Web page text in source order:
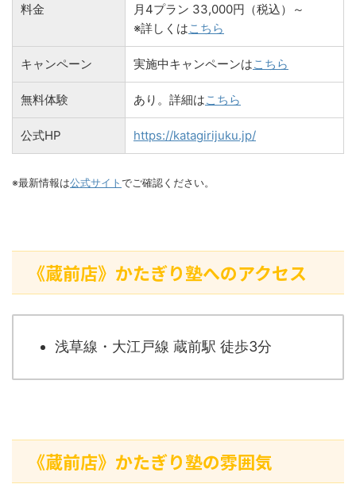
料金
月4プラン 33,000円（税込）～
※詳しくはこちら
キャンペーン 実施中キャンペーンはこちら
無料体験 あり。詳細はこちら
公式HP https://katagirijuku.jp/
※最新情報は公式サイト でご確認ください。
《蔵前店》かたぎり塾へのアクセス
浅草線・大江戸線 蔵前駅 徒歩3分
《蔵前店》かたぎり塾の雰囲気